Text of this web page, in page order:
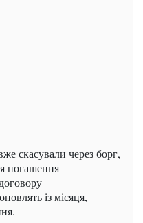
скасували через борг,
погашення
із місяця,